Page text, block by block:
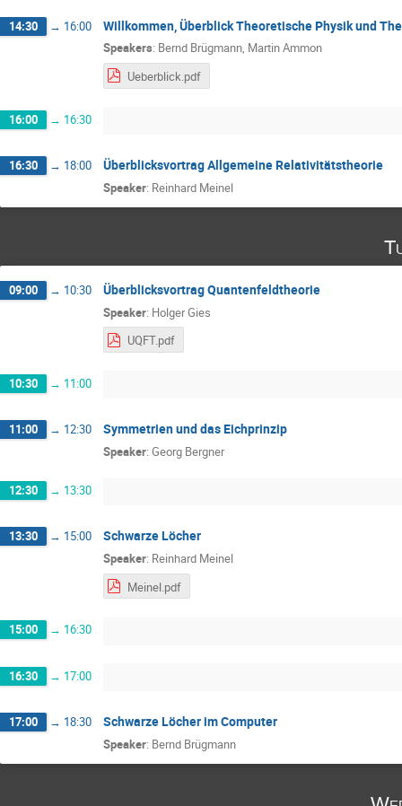
14:30 → 16:00 Willkommen, Überblick Theoretische Physik und
Speakers: Bernd Brügmann, Martin Ammon
Ueberblick.pdf
16:00 → 16:30
16:30 → 18:00 Überblicksvortrag Allgemeine Relativitätstheorie
Speaker: Reinhard Meinel
09:00 → 10:30 Überblicksvortrag Quantenfeldtheorie
Speaker: Holger Gies
UQFT.pdf
10:30 → 11:00
11:00 → 12:30 Symmetrien und das Eichprinzip
Speaker: Georg Bergner
12:30 → 13:30
13:30 → 15:00 Schwarze Löcher
Speaker: Reinhard Meinel
Meinel.pdf
15:00 → 16:30
16:30 → 17:00
17:00 → 18:30 Schwarze Löcher im Computer
Speaker: Bernd Brügmann